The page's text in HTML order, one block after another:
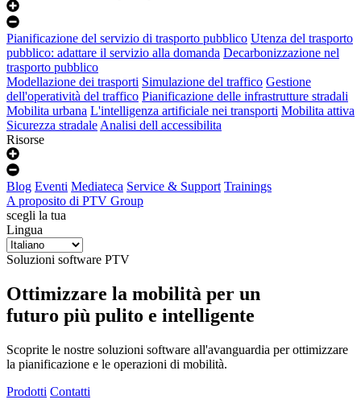
Pianificazione del servizio di trasporto pubblico Utenza del trasporto
pubblico: adattare il servizio alla domanda Decarbonizzazione nel
trasporto pubblico
Modellazione dei trasporti Simulazione del traffico Gestione
dell'operatività del traffico Pianificazione delle infrastrutture stradali
Mobilita urbana L'intelligenza artificiale nei transporti Mobilita attiva
Sicurezza stradaleAnalisi dell accessibilita
Risorse
Blog Eventi Mediateca Service & Support Trainings
A proposito di PTV Group
scegli la tua
Lingua
Soluzioni software PTV
Ottimizzare la mobilità per un
futuro più pulito e intelligente
Scoprite le nostre soluzioni software all'avanguardia per ottimizzare
la pianificazione e le operazioni di mobilità.
Prodotti Contatti